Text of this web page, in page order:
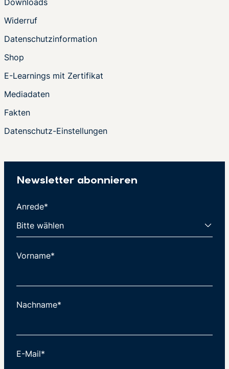
Downloads
Widerruf
Datenschutzinformation
Shop
E-Learnings mit Zertifikat
Mediadaten
Fakten
Datenschutz-Einstellungen
Newsletter abonnieren
Anrede*
Vorname*
Nachname*
E-Mail*